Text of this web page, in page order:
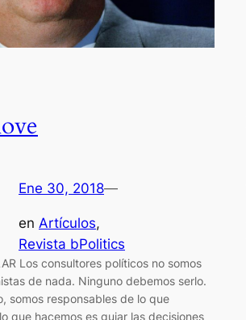
Ene 30, 2018—
en Artículos
Revista bPolitics
Los consultores políticos no somos
de nada. Ninguno debemos serlo.
somos responsables de lo que
que hacemos es guiar las decisiones